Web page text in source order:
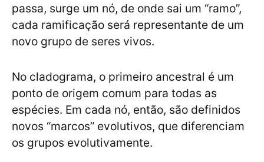
passa, surge um nó, de onde sai um “ramo”,
cada ramificação será representante de um
novo grupo de seres vivos.
No cladograma, o primeiro ancestral é um
ponto de origem comum para todas as
espécies. Em cada nó, então, são definidos
novos “marcos” evolutivos, que diferenciam
os grupos evolutivamente.